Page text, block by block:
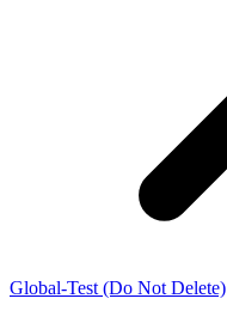
Global-Test (Do Not Delete)